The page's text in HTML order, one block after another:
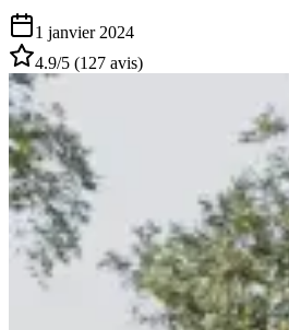
1 janvier 2024
4.9/5 (127 avis)